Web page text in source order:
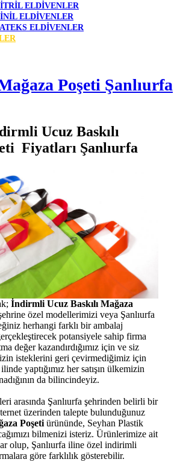
ELDİVENLER
ELDİVENLER
ELDİVENLER
Poşeti Şanlıurfa
Ucuz Baskılı
Fiyatları Şanlıurfa
İndirmli Ucuz Baskılı Mağaza
özel modellerimizi veya Şanlıurfa
herhangi farklı bir ambalaj
potansiyele sahip firma
değer kazandırdığımız için ve siz
isteklerini geri çevirmediğimiz için
yaptığımız her satışın ülkemizin
da bilincindeyiz.
arasında Şanlıurfa şehrinden belirli bir
üzerinden talepte bulunduğunuz
Poşeti ürününde, Seyhan Plastik
bilmenizi isteriz. Ürünlerimize ait
olup, Şanlıurfa iline özel indirimli
göre farklılık gösterebilir.